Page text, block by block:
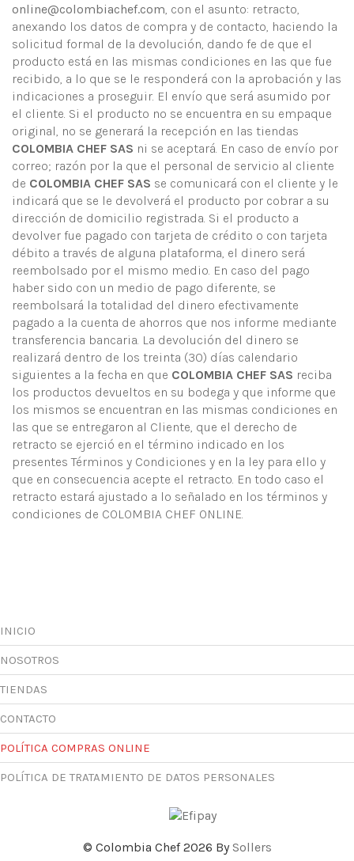
online@colombiachef.com, con el asunto: retracto,
anexando los datos de compra y de contacto, haciendo la
solicitud formal de la devolución, dando fe de que el
producto está en las mismas condiciones en las que fue
recibido, a lo que se le responderá con la aprobación y las
indicaciones a proseguir. El envío que será asumido por
el cliente. Si el producto no se encuentra en su empaque
original, no se generará la recepción en las tiendas
COLOMBIA CHEF SAS ni se aceptará. En caso de envío por
correo; razón por la que el personal de servicio al cliente
de COLOMBIA CHEF SAS se comunicará con el cliente y le
indicará que se le devolverá el producto por cobrar a su
dirección de domicilio registrada. Si el producto a
devolver fue pagado con tarjeta de crédito o con tarjeta
débito a través de alguna plataforma, el dinero será
reembolsado por el mismo medio. En caso del pago
haber sido con un medio de pago diferente, se
reembolsará la totalidad del dinero efectivamente
pagado a la cuenta de ahorros que nos informe mediante
transferencia bancaria. La devolución del dinero se
realizará dentro de los treinta (30) días calendario
siguientes a la fecha en que COLOMBIA CHEF SAS reciba
los productos devueltos en su bodega y que informe que
los mismos se encuentran en las mismas condiciones en
las que se entregaron al Cliente, que el derecho de
retracto se ejerció en el término indicado en los
presentes Términos y Condiciones y en la ley para ello y
que en consecuencia acepte el retracto. En todo caso el
retracto estará ajustado a lo señalado en los términos y
condiciones de COLOMBIA CHEF ONLINE.
INICIO
NOSOTROS
TIENDAS
CONTACTO
POLÍTICA COMPRAS ONLINE
POLÍTICA DE TRATAMIENTO DE DATOS PERSONALES
© Colombia Chef 2026 BySollers